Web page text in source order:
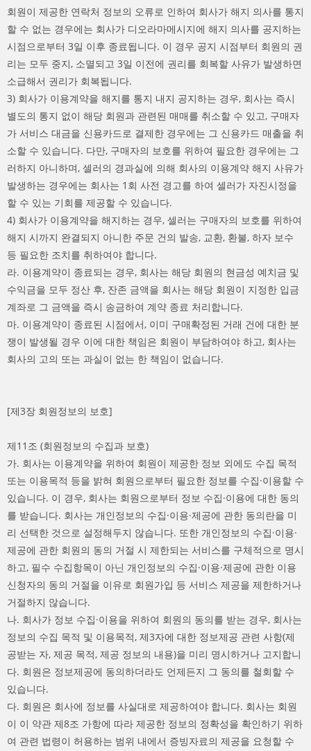
회원이 제공한 연락처 정보의 오류로 인하여 회사가 해지 의사를 통지
할 수 없는 경우에는 회사가 디오라마메시지에 해지 의사를 공지하는
시점으로부터 3일 이후 종료됩니다. 이 경우 공지 시점부터 회원의 권
리는 모두 중지, 소멸되고 3일 이전에 권리를 회복할 사유가 발생하면
소급해서 권리가 회복됩니다.
3) 회사가 이용계약을 해지를 통지 내지 공지하는 경우, 회사는 즉시
별도의 통지 없이 해당 회원과 관련된 매매를 취소할 수 있고, 구매자
가 서비스 대금을 신용카드로 결제한 경우에는 그 신용카드 매출을 취
소할 수 있습니다. 다만, 구매자의 보호를 위하여 필요한 경우에는 그
러하지 아니하며, 셀러의 경과실에 의해 회사의 이용계약 해지 사유가
발생하는 경우에는 회사는 1회 사전 경고를 하여 셀러가 자진시정을
할 수 있는 기회를 제공할 수 있습니다.
4) 회사가 이용계약을 해지하는 경우, 셀러는 구매자의 보호를 위하여
해지 시까지 완결되지 아니한 주문 건의 발송, 교환, 환불, 하자 보수
등 필요한 조치를 취하여야 합니다.
라. 이용계약이 종료되는 경우, 회사는 해당 회원의 현금성 예치금 및
수익금을 모두 정산 후, 잔존 금액을 회사는 해당 회원이 지정한 입금
계좌로 그 금액을 즉시 송금하여 계약 종료 처리합니다.
마. 이용계약이 종료된 시점에서, 이미 구매확정된 거래 건에 대한 분
쟁이 발생될 경우 이에 대한 책임은 회원이 부담하여야 하고, 회사는
회사의 고의 또는 과실이 없는 한 책임이 없습니다.
[제3장 회원정보의 보호]
제11조 (회원정보의 수집과 보호)
가. 회사는 이용계약을 위하여 회원이 제공한 정보 외에도 수집 목적
또는 이용목적 등을 밝혀 회원으로부터 필요한 정보를 수집·이용할 수
있습니다. 이 경우, 회사는 회원으로부터 정보 수집·이용에 대한 동의
를 받습니다. 회사는 개인정보의 수집·이용·제공에 관한 동의란을 미
리 선택한 것으로 설정해두지 않습니다. 또한 개인정보의 수집·이용·
제공에 관한 회원의 동의 거절 시 제한되는 서비스를 구체적으로 명시
하고, 필수 수집항목이 아닌 개인정보의 수집·이용·제공에 관한 이용
신청자의 동의 거절을 이유로 회원가입 등 서비스 제공을 제한하거나
거절하지 않습니다.
나. 회사가 정보 수집·이용을 위하여 회원의 동의를 받는 경우, 회사는
정보의 수집 목적 및 이용목적, 제3자에 대한 정보제공 관련 사항(제
공받는 자, 제공 목적, 제공 정보의 내용)을 미리 명시하거나 고지합니
다. 회원은 정보제공에 동의하더라도 언제든지 그 동의를 철회할 수
있습니다.
다. 회원은 회사에 정보를 사실대로 제공하여야 합니다. 회사는 회원
이 이 약관 제8조 가항에 따라 제공한 정보의 정확성을 확인하기 위하
여 관련 법령이 허용하는 범위 내에서 증빙자료의 제공을 요청할 수